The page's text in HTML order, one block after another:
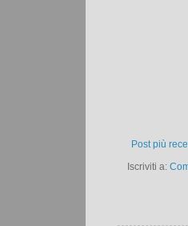
Post più
Iscriviti a: